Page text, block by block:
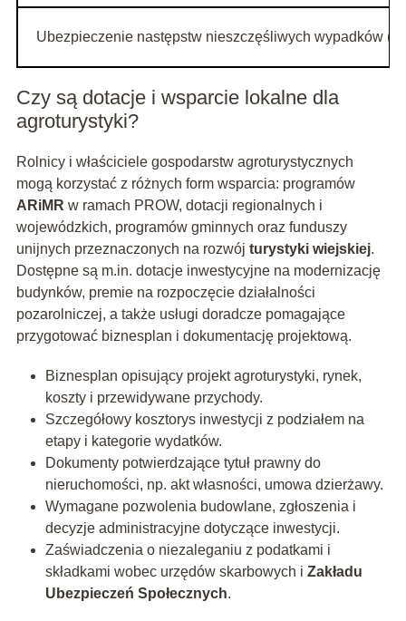
Ubezpieczenie następstw nieszczęśliwych wypadków
Czy są dotacje i wsparcie lokalne dla
agroturystyki?
Rolnicy i właściciele gospodarstw agroturystycznych
mogą korzystać z różnych form wsparcia: programów
ARiMR w ramach PROW, dotacji regionalnych i
wojewódzkich, programów gminnych oraz funduszy
unijnych przeznaczonych na rozwój turystyki wiejskiej.
Dostępne są m.in. dotacje inwestycyjne na modernizację
budynków, premie na rozpoczęcie działalności
pozarolniczej, a także usługi doradcze pomagające
przygotować biznesplan i dokumentację projektową.
Biznesplan opisujący projekt agroturystyki, rynek,
koszty i przewidywane przychody.
Szczegółowy kosztorys inwestycji z podziałem na
etapy i kategorie wydatków.
Dokumenty potwierdzające tytuł prawny do
nieruchomości, np. akt własności, umowa dzierżawy.
Wymagane pozwolenia budowlane, zgłoszenia i
decyzje administracyjne dotyczące inwestycji.
Zaświadczenia o niezaleganiu z podatkami i
składkami wobec urzędów skarbowych i Zakładu
Ubezpieczeń Społecznych.